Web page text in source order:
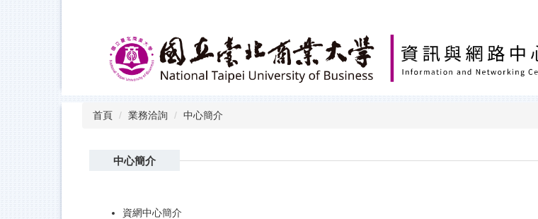
首頁
業務洽詢 中心簡介
中心簡介
資網中心簡介